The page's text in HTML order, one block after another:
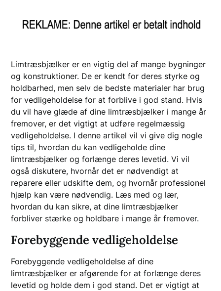
Limtræsbjælker er en vigtig del af mange bygninger
og konstruktioner. De er kendt for deres styrke og
holdbarhed, men selv de bedste materialer har brug
for vedligeholdelse for at forblive i god stand. Hvis
du vil have glæde af dine limtræsbjælker i mange år
fremover, er det vigtigt at udføre regelmæssig
vedligeholdelse. I denne artikel vil vi give dig nogle
tips til, hvordan du kan vedligeholde dine
limtræsbjælker og forlænge deres levetid. Vi vil
også diskutere, hvornår det er nødvendigt at
reparere eller udskifte dem, og hvornår professionel
hjælp kan være nødvendig. Læs med og lær,
hvordan du kan sikre, at dine limtræsbjælker
forbliver stærke og holdbare i mange år fremover.
Forebyggende vedligeholdelse
Forebyggende vedligeholdelse af dine
limtræsbjælker er afgørende for at forlænge deres
levetid og holde dem i god stand. Det er vigtigt at